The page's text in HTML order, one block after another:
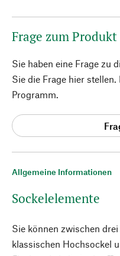
Allgemeine Informationen
Sockelelemente
Sie können zwischen
klassischen Hochsockel
Frage zum Produkt
Sie haben eine Frage zu
Sie die Frage hier
Programm.